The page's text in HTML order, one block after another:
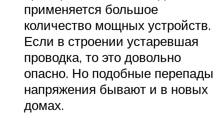
применяется большое
количество мощных устройств.
Если в строении устаревшая
проводка, то это довольно
опасно. Но подобные перепады
напряжения бывают и в новых
домах.